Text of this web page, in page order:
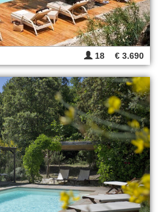
18 € 3.690